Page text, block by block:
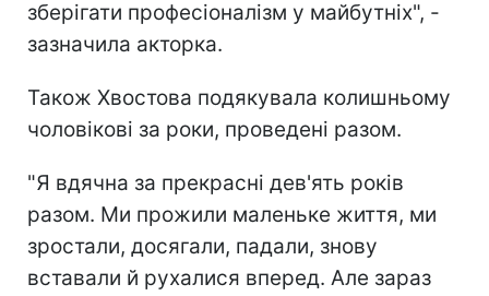
зберігати професіоналізм у майбутніх", -
зазначила акторка.
Також Хвостова подякувала колишньому
чоловікові за роки, проведені разом.
"Я вдячна за прекрасні дев'ять років
разом. Ми прожили маленьке життя, ми
зростали, досягали, падали, знову
вставали й рухалися вперед. Але зараз